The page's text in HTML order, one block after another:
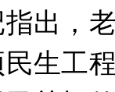
，老
生工